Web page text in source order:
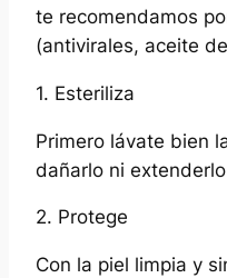
te recomendamos
(antivirales, aceite
1. Esteriliza
Primero lávate bien
dañarlo ni
2. Protege
Con la piel limpia y